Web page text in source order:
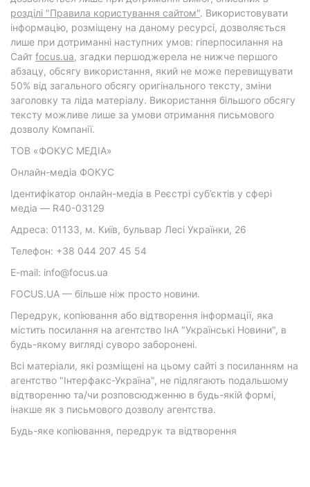
розділі "Правила користування сайтом". Використовувати
інформацію, розміщену на даному ресурсі, дозволяється
лише при дотриманні наступних умов: гіперпосилання на
Cайт focus.ua, згадки першоджерела не нижче першого
абзацу, обсягу використання, який не може перевищувати
50% від загального обсягу оригінального тексту, зміни
заголовку та ліда матеріалу. Використання більшого обсягу
тексту можливе лише за умови отримання письмового
дозволу Компанії.
ТОВ «ФОКУС МЕДІА»
Онлайн-медіа ФОКУС
Ідентифікатор онлайн-медіа в Реєстрі суб’єктів у сфері
медіа — R40-03129
Адреса: 01133, м. Київ, бульвар Лесі Українки, 26
Телефон: +38 044 207 45 54
E-mail: info@focus.ua
FOCUS.UA — більше ніж просто новини.
Передрук, копіювання або відтворення інформації, яка
містить посилання на агентство ІнА "Українські Новини", в
будь-якому вигляді суворо заборонені.
Всі матеріали, які розміщені на цьому сайті з посиланням на
агентство "Інтерфакс-Україна", не підлягають подальшому
відтворенню та/чи розповсюдженню в будь-якій формі,
інакше як з письмового дозволу агентства.
Будь-яке копіювання, передрук та відтворення